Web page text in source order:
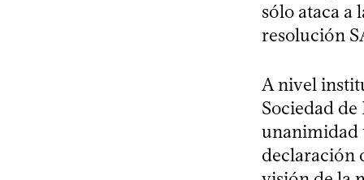
sólo ataca a
resolución
A nivel
Sociedad
unanimidad
declaración